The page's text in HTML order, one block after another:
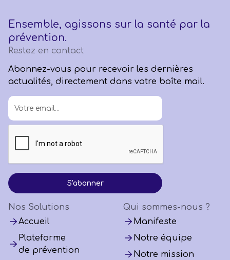
Ensemble, agissons sur la santé par la
prévention.
Restez en contact
Abonnez-vous pour recevoir les dernières
actualités, directement dans votre boîte mail.
Nos Solutions
Accueil
Plateforme
de prévention
Qui sommes-nous ?
Manifeste
Notre équipe
Notre mission